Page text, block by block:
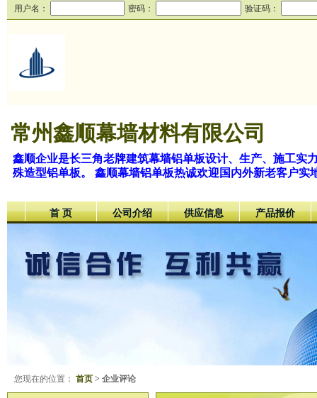
用户名： 密码： 验证码：
常州鑫顺幕墙材料有限公司
鑫顺企业是长三角老牌建筑幕墙铝单板设计、生产、施工实
殊造型铝单板。 鑫顺幕墙铝单板热诚欢迎国内外新老客户实
首 页 公司介绍 供应信息 产品报价
您现在的位置： 首页 > 企业评论